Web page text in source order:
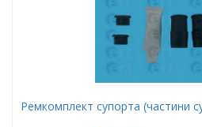
Ремкомплект супорта (частини